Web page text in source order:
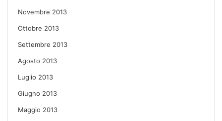
Novembre 2013
Ottobre 2013
Settembre 2013
Agosto 2013
Luglio 2013
Giugno 2013
Maggio 2013